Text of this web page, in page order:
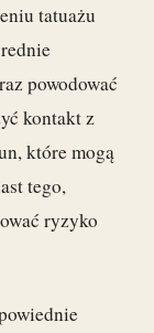
tatuażu
powodować
kontakt z
które mogą
tego,
ryzyko